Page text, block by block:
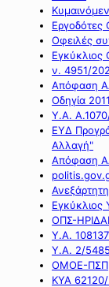
Εργοδότες
Οφειλές
ν. 4951/
Απόφαση
Οδηγία
Υ.Α.
ΕΥΔ
Αλλαγή"
Απόφαση
ΟΠΣ-
Υ.Α.
Υ.Α. 2/
ΟΜΟΕ-ΠΣΠ
ΚΥΑ